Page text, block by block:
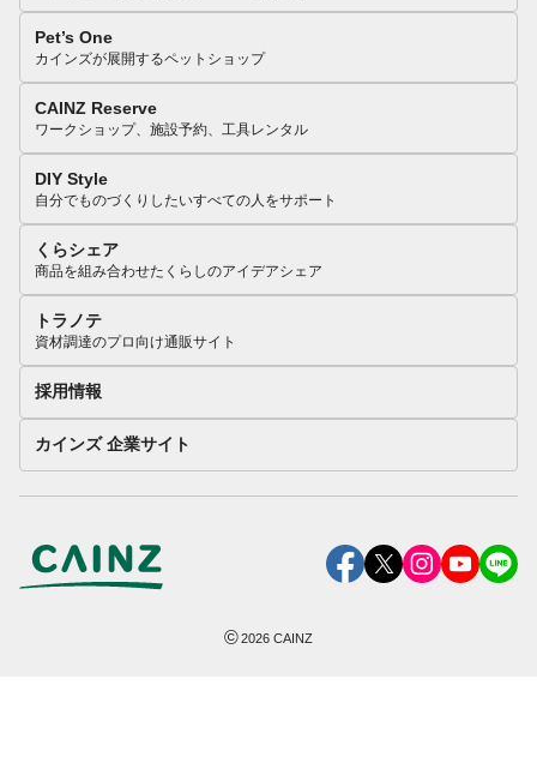
Pet’s One
カインズが展開するペットショップ
CAINZ Reserve
ワークショップ、施設予約、工具レンタル
DIY Style
自分でものづくりしたいすべての人をサポート
くらシェア
商品を組み合わせたくらしのアイデアシェア
トラノテ
資材調達のプロ向け通販サイト
採用情報
カインズ 企業サイト
©2026 CAINZ